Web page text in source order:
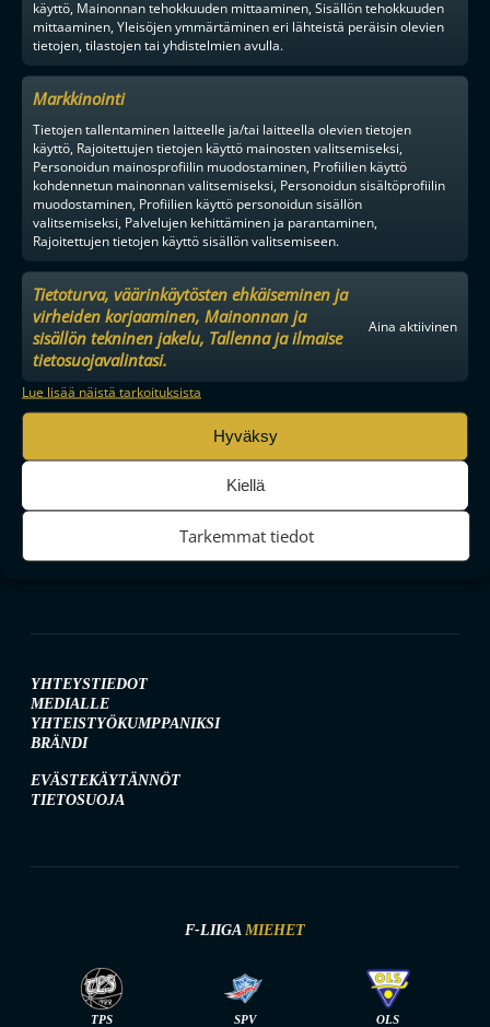
käyttö, Mainonnan tehokkuuden mittaaminen, Sisällön tehokkuuden
mittaaminen, Yleisöjen ymmärtäminen eri lähteistä peräisin olevien
tietojen, tilastojen tai yhdistelmien avulla.
Markkinointi
Tietojen tallentaminen laitteelle ja/tai laitteella olevien tietojen
käyttö, Rajoitettujen tietojen käyttö mainosten valitsemiseksi,
Personoidun mainosprofiilin muodostaminen, Profiilien käyttö
kohdennetun mainonnan valitsemiseksi, Personoidun sisältöprofiilin
muodostaminen, Profiilien käyttö personoidun sisällön
valitsemiseksi, Palvelujen kehittäminen ja parantaminen,
Rajoitettujen tietojen käyttö sisällön valitsemiseen.
Tietoturva, väärinkäytösten ehkäiseminen ja
virheiden korjaaminen, Mainonnan ja
sisällön tekninen jakelu, Tallenna ja ilmaise
tietosuojavalintasi.
Aina aktiivinen
Lue lisää näistä tarkoituksista
Hyväksy
Kiellä
Tarkemmat tiedot
MAAILMAN VIIHDYTTÄVINTÄ SALIBANDYA
SEURAA MEITÄ SOMESSA
YHTEYSTIEDOT
MEDIALLE
YHTEISTYÖKUMPPANIKSI
BRÄNDI
EVÄSTEKÄYTÄNNÖT
TIETOSUOJA
F-LIIGA MIEHET
TPS SPV OLS